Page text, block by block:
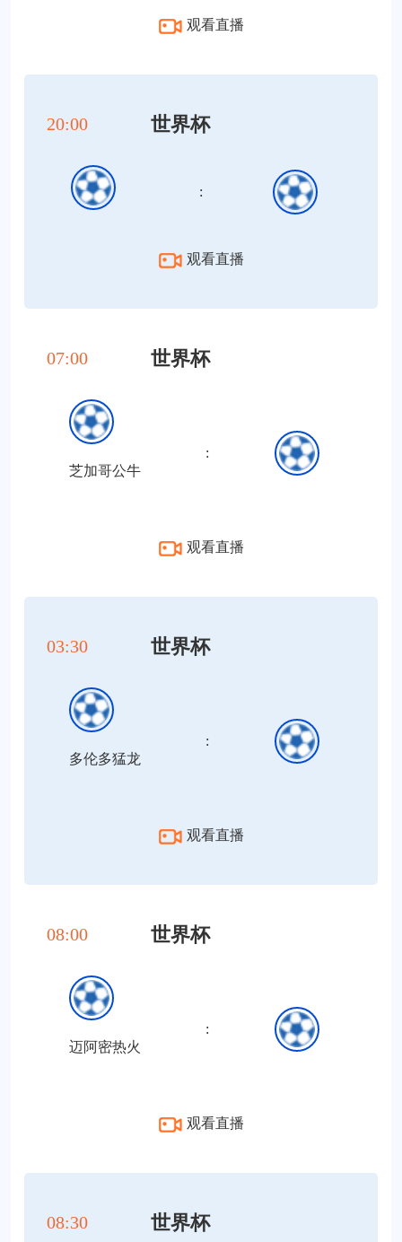
观看直播
20:00 世界杯
:
观看直播
07:00 世界杯
芝加哥公牛
:
观看直播
03:30 世界杯
多伦多猛龙
:
观看直播
08:00 世界杯
迈阿密热火
:
观看直播
08:30 世界杯